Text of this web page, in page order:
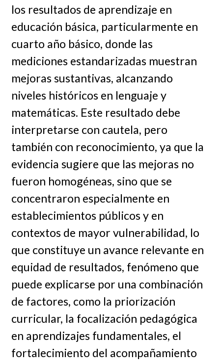
los resultados de aprendizaje en
educación básica, particularmente en
cuarto año básico, donde las
mediciones estandarizadas muestran
mejoras sustantivas, alcanzando
niveles históricos en lenguaje y
matemáticas. Este resultado debe
interpretarse con cautela, pero
también con reconocimiento, ya que la
evidencia sugiere que las mejoras no
fueron homogéneas, sino que se
concentraron especialmente en
establecimientos públicos y en
contextos de mayor vulnerabilidad, lo
que constituye un avance relevante en
equidad de resultados, fenómeno que
puede explicarse por una combinación
de factores, como la priorización
curricular, la focalización pedagógica
en aprendizajes fundamentales, el
fortalecimiento del acompañamiento